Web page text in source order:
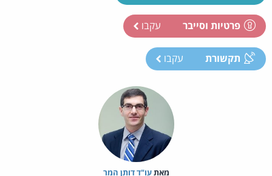
פרטיות וסייבר עקבו
תקשורת עקבו
מאת‏עו"ד דותן המר